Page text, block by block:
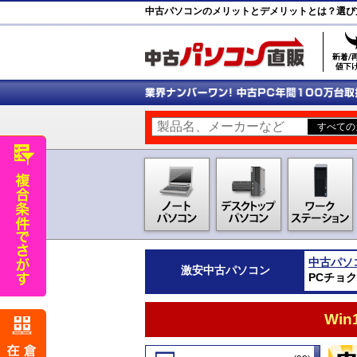
中古パソコンのメリットとデメリットとは？選
激安中古パソコン
中古パソ
PCチョ